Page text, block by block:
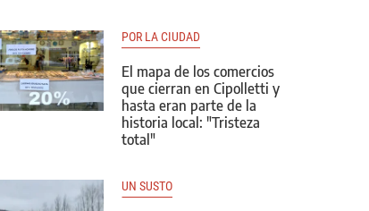
POR LA CIUDAD
El mapa de los comercios
que cierran en Cipolletti y
hasta eran parte de la
historia local: "Tristeza
total"
UN SUSTO